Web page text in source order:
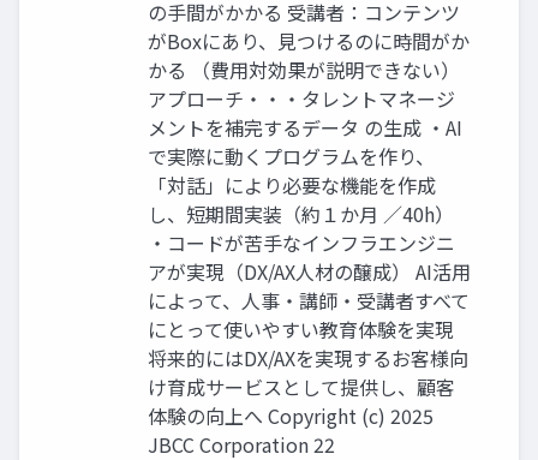
の手間がかかる 受講者：コンテンツ
がBoxにあり、見つけるのに時間がか
かる （費用対効果が説明できない）
アプローチ・・・タレントマネージ
メントを補完するデータ の生成 ・AI
で実際に動くプログラムを作り、
「対話」により必要な機能を作成
し、短期間実装（約１か月 ／40h）
・コードが苦手なインフラエンジニ
アが実現（DX/AX人材の醸成） AI活用
によって、人事・講師・受講者すべて
にとって使いやすい教育体験を実現
将来的にはDX/AXを実現するお客様向
け育成サービスとして提供し、顧客
体験の向上へ Copyright (c) 2025
JBCC Corporation 22